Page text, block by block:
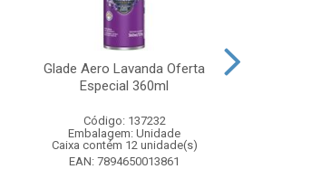
Glade Aero Lavanda Oferta
Especial 360ml
Código: 137232
Embalagem: Unidade
Caixa contém 12 unidade(s)
EAN: 7894650013861